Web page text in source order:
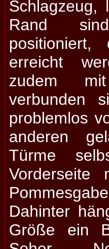
Rand
erreicht
zudem
verbunden
problemlos
anderen
Türme
Vorderseite
Dahinter
Größe ein